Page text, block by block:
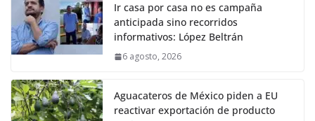
Ir casa por casa no es campaña
anticipada sino recorridos
informativos: López Beltrán
6 agosto, 2026
Aguacateros de México piden a EU
reactivar exportación de producto